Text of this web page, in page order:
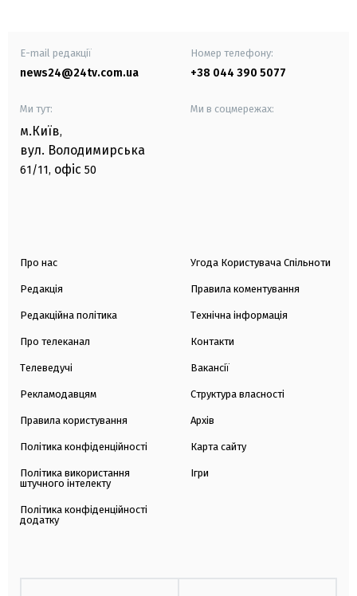
E-mail редакції
news24@24tv.com.ua
Номер телефону:
+38 044 390 5077
Ми тут:
м.Київ,
вул. Володимирська
61/11, офіс 50
Ми в соцмережах:
Про нас
Редакція
Редакційна політика
Про телеканал
Телеведучі
Рекламодавцям
Правила користування
Політика конфіденційності
Політика використання
штучного інтелекту
Політика конфіденційності
додатку
Угода Користувача Спільноти
Правила коментування
Технічна інформація
Контакти
Вакансії
Структура власності
Архів
Карта сайту
Ігри